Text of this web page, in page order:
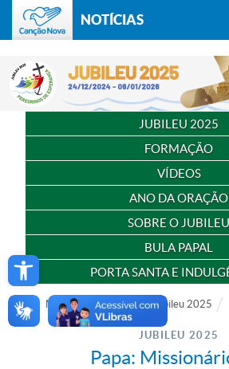
Open toolbar
NOTÍCIAS
JUBILEU 2025
FORMAÇÃO
VÍDEOS
ANO DA ORAÇÃO
SOBRE O JUBILEU
BULA PAPAL
PORTA SANTA E
Notícias Especial Jubileu 2025
JUBILEU 2025
Papa: